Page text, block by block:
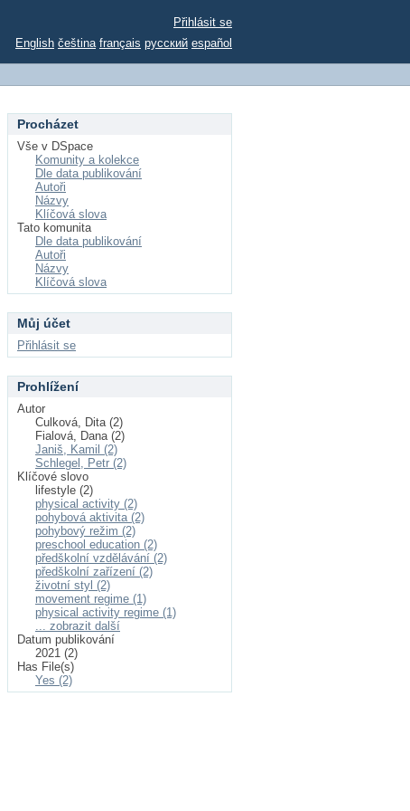
Přihlásit se
English čeština français русский español
Procházet
Vše v DSpace
Komunity a kolekce
Dle data publikování
Autoři
Názvy
Klíčová slova
Tato komunita
Dle data publikování
Autoři
Názvy
Klíčová slova
Můj účet
Přihlásit se
Prohlížení
Autor
Culková, Dita (2)
Fialová, Dana (2)
Janiš, Kamil (2)
Schlegel, Petr (2)
Klíčové slovo
lifestyle (2)
physical activity (2)
pohybová aktivita (2)
pohybový režim (2)
preschool education (2)
předškolní vzdělávání (2)
předškolní zařízení (2)
životní styl (2)
movement regime (1)
physical activity regime (1)
... zobrazit další
Datum publikování
2021 (2)
Has File(s)
Yes (2)